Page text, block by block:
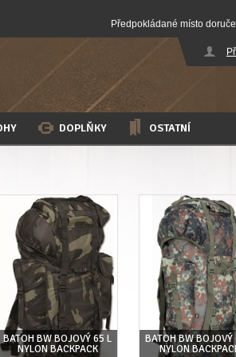
Předpokládané místo
DOPLŇKY OSTATNÍ
BATOH BW BOJOVÝ 65 L
NYLON BACKPACK
BATOH BW BOJOVÝ
NYLON